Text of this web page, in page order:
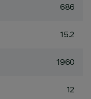
686
15.2
1960
12